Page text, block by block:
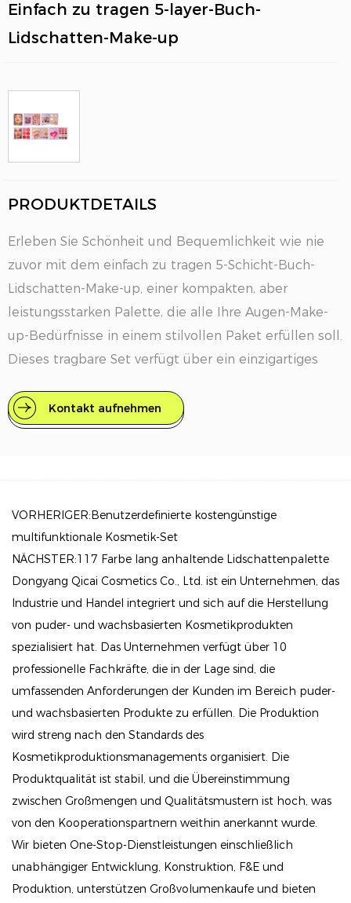
Einfach zu tragen 5-layer-Buch-
Lidschatten-Make-up
PRODUKTDETAILS
Erleben Sie Schönheit und Bequemlichkeit wie nie
zuvor mit dem einfach zu tragen 5-Schicht-Buch-
Lidschatten-Make-up, einer kompakten, aber
leistungsstarken Palette, die alle Ihre Augen-Make-
up-Bedürfnisse in einem stilvollen Paket erfüllen soll.
Dieses tragbare Set verfügt über ein einzigartiges
und enthält ein breites Spektrum aus reichhaltigen,
mischbaren Lidschatten in Matt-, Schimmer- und
Farben - von alltäglichen Neutralen bis zu
lebendigen Anweisungsfarben -, wobei Sie endlose
Möglichkeiten für das Erstellen von subtilen
Tageslooks, rauchigen Augen oder dramatischen
Abendstilen geben. Die reibungslose, samtige Textur
der Pulver ermöglicht mühelose Anwendung und
Mischung mit hoher Pigmentauszahlung und
minimaler Auswirkungen.
Perfekt für Reisen oder Ausbesserungen im Rahmen
der Besetzung, das einfach zu tragenes 5-Schicht-
Lidschatten-Make-up passt, passt ordentlich in Ihre
Handtasche, Ihren Koffer oder Ihre Waschtisch, ohne
die Vielfalt zu beeinträchtigen. Sein robustes,
buchartiges Design hält jede Schicht sicher und
organisiert, während die nachdenkliche
Farbanordnung das Mischen, Match und
Experimentieren einfach macht.
Kontakt aufnehmen
VORHERIGER:Benutzerdefinierte kostengünstige
multifunktionale Kosmetik-Set
NÄCHSTER:117 Farbe lang anhaltende Lidschattenpalette
Dongyang Qicai Cosmetics Co., Ltd. ist ein Unternehmen, das
Industrie und Handel integriert und sich auf die Herstellung
von puder- und wachsbasierten Kosmetikprodukten
spezialisiert hat. Das Unternehmen verfügt über 10
professionelle Fachkräfte, die in der Lage sind, die
umfassenden Anforderungen der Kunden im Bereich puder-
und wachsbasierten Produkte zu erfüllen. Die Produktion
wird streng nach den Standards des
Kosmetikproduktionsmanagements organisiert. Die
Produktqualität ist stabil, und die Übereinstimmung
zwischen Großmengen und Qualitätsmustern ist hoch, was
von den Kooperationspartnern weithin anerkannt wurde.
Wir bieten One-Stop-Dienstleistungen einschließlich
unabhängiger Entwicklung, Konstruktion, F&E und
Produktion, unterstützen Großvolumenkaufe und bieten